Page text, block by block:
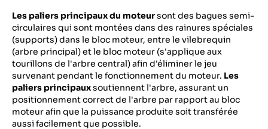
Les paliers principaux du moteursont des bagues semi-
circulaires qui sont montées dans des rainures spéciales
(supports) dans le bloc moteur, entre le vilebrequin
(arbre principal) et le bloc moteur (s'applique aux
tourillons de l'arbre central) afin d'éliminer le jeu
survenant pendant le fonctionnement du moteur. Les
paliers principauxsoutiennent l'arbre, assurant un
positionnement correct de l'arbre par rapport au bloc
moteur afin que la puissance produite soit transférée
aussi facilement que possible.